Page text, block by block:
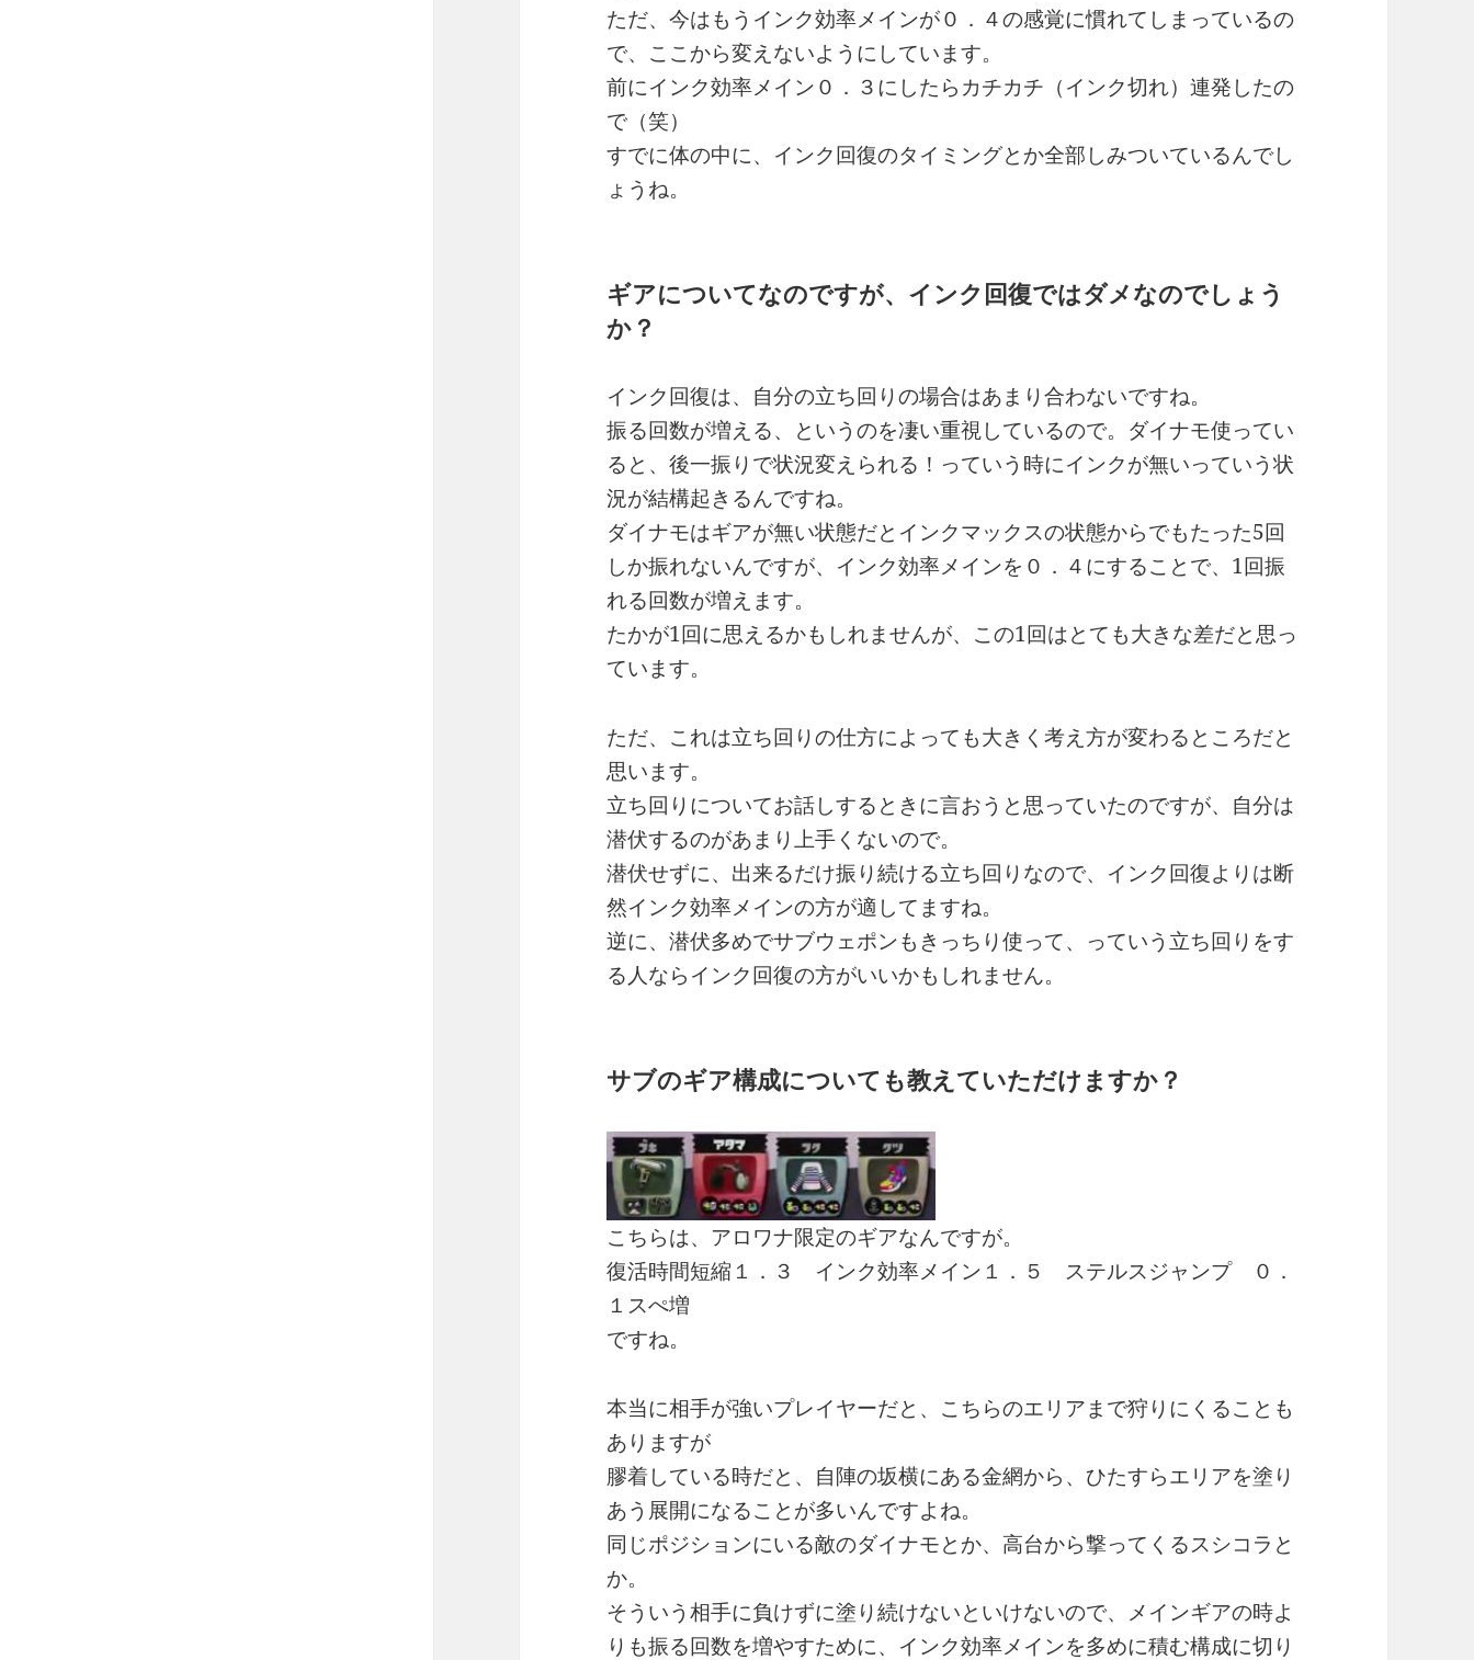
ただ、今はもうインク効率メインが０．４の感覚に慣れてしまっているの
で、ここから変えないようにしています。
前にインク効率メイン０．３にしたらカチカチ（インク切れ）連発したの
で（笑）
すでに体の中に、インク回復のタイミングとか全部しみついているんでし
ょうね。
ギアについてなのですが、インク回復ではダメなのでしょう
か？
インク回復は、自分の立ち回りの場合はあまり合わないですね。
振る回数が増える、というのを凄い重視しているので。ダイナモ使ってい
ると、後一振りで状況変えられる！っていう時にインクが無いっていう状
況が結構起きるんですね。
ダイナモはギアが無い状態だとインクマックスの状態からでもたった5回
しか振れないんですが、インク効率メインを０．４にすることで、1回振
れる回数が増えます。
たかが1回に思えるかもしれませんが、この1回はとても大きな差だと思っ
ています。
ただ、これは立ち回りの仕方によっても大きく考え方が変わるところだと
思います。
立ち回りについてお話しするときに言おうと思っていたのですが、自分は
潜伏するのがあまり上手くないので。
潜伏せずに、出来るだけ振り続ける立ち回りなので、インク回復よりは断
然インク効率メインの方が適してますね。
逆に、潜伏多めでサブウェポンもきっちり使って、っていう立ち回りをす
る人ならインク回復の方がいいかもしれません。
サブのギア構成についても教えていただけますか？
こちらは、アロワナ限定のギアなんですが。
復活時間短縮１．３ インク効率メイン１．５ ステルスジャンプ ０．
１スぺ増
ですね。
本当に相手が強いプレイヤーだと、こちらのエリアまで狩りにくることも
ありますが
膠着している時だと、自陣の坂横にある金網から、ひたすらエリアを塗り
あう展開になることが多いんですよね。
同じポジションにいる敵のダイナモとか、高台から撃ってくるスシコラと
か。
そういう相手に負けずに塗り続けないといけないので、メインギアの時よ
りも振る回数を増やすために、インク効率メインを多めに積む構成に切り